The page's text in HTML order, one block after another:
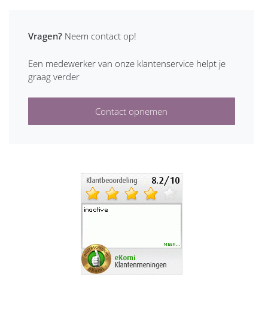
Vragen? Neem contact op!
Een medewerker van onze klantenservice helpt je
graag verder
Contact opnemen